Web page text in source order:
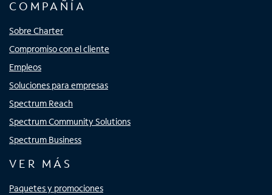
COMPAÑÍA
Sobre Charter
Compromiso con el cliente
Empleos
Soluciones para empresas
Spectrum Reach
Spectrum Community Solutions
Spectrum Business
VER MÁS
Paquetes y promociones